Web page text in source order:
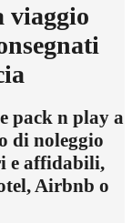
viaggio
pack n play a
di noleggio
e affidabili,
Airbnb o